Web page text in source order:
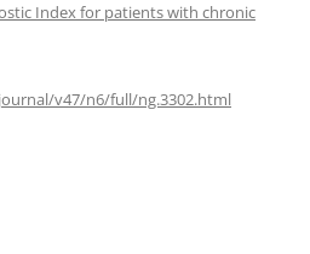
Index for patients with chronic
v47/n6/full/ng.3302.html